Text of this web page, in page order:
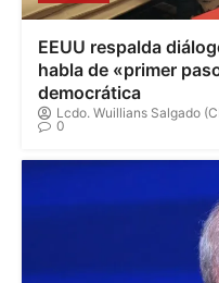
EEUU respalda
habla de «primer
democrática
Lcdo. Wuillians Salgado
0